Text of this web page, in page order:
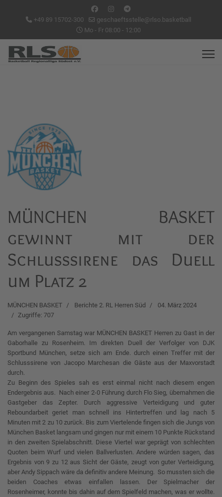
+49 89 15702-300
geschaeftsstelle@rlso.basketball
Mo - Fr 08:00 - 12:00
MÜNCHEN BASKET
gewinnt mit der
Schlusssirene das Duell
um Platz 2
MÜNCHEN BASKET Berichte 2. RL Herren Süd
04. März 2024
Zugriffe: 707
Am vergangenen Samstag war MÜNCHEN BASKET Herren zu Gast in der
Gaborhalle zu Rosenheim. Im direkten Duell der Verfolger von DJK
Sportbund München, setze sich am Ende. durch einen Treffer mit der
Schlusssirene von Jacopo Marchesan die Gäste aus der Maxvorstadt
durch.
Zu Beginn des Spieles sah es erst einmal nicht nach diesem engen
Endergebnis aus. Nach einer 2-0 Führung durch Flo Sieg, übernahmen die
Gastgeber das Zepter. Durch aggressive Verteidigung und guter
Reboundarbeit geriet man schnell ins Hintertreffen und lag nach 5
Minuten mit 2 zu 10 zurück. Bis zum Viertelende fingen sich die Jungs von
München Basket langsam und gingen nur mit einem 10 Punkte Rückstand
in den zweiten Spielabschnitt. Diese Viertel war geprägt von schlechten
Quoten beim Wurf und vielen Ballverlusten. Andere würden sagen, das
Ergebnis von 9 zu 12 aus Sicht der Gäste, zeugt von guter Verteidigung,
aber Andy Sippach wäre da definitiv andere Meinung. So mussten sich die
beiden Coaches etwas einfallen lassen. Der Spielmacher der
Rosenheimer, konnte bis dahin auf dem Spielfeld machen, was er wollte.